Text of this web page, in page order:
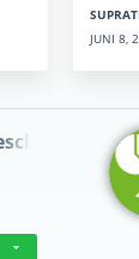
JUNI 8,